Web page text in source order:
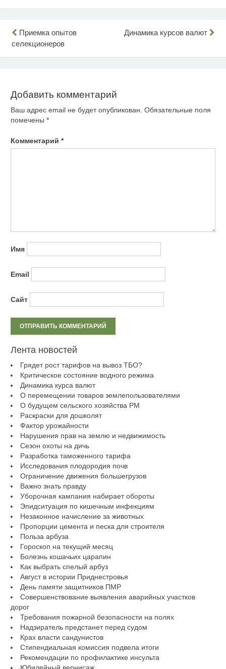
Навигация
по
Приемка опытов
селекционеров
Динамика курсов валют
Добавить комментарий
Ваш адрес email не будет опубликован. Обязательные поля
помечены *
Комментарий *
Имя
Email
Сайт
Лента новостей
Грядет рост тарифов на вывоз ТБО?
Критическое состояние водного режима
Динамика курса валют
О перемещении товаров землепользователями
О будущем сельского хозяйства РМ
Раскраски для дошколят
Фактор урожайности
Нарушения прав на землю и недвижимость
Сезон охоты на дичь
Разработка таможенного тарифа
Исследования плодородия почв
Ограничение движения большегрузов
Важно знать правду
Уборочная кампания набирает обороты
Эпидситуация по кишечным инфекциям
Незаконное начисление за животных
Пропорции цемента и песка для строителя
Польза арбуза
Гороскоп на текущий месяц
Болезнь кошачьих царапин
Как выбрать спелый арбуз
Август в истории Приднестровья
День памяти защитников ПМР
Совершенствование выявления аварийных участков
дорог
Требования пожарной безопасности на полях
Надзиратель предстанет перед судом
Крах власти сандунистов
Стипендиальная комиссия подвела итоги
Рекомендации по профилактике инсульта